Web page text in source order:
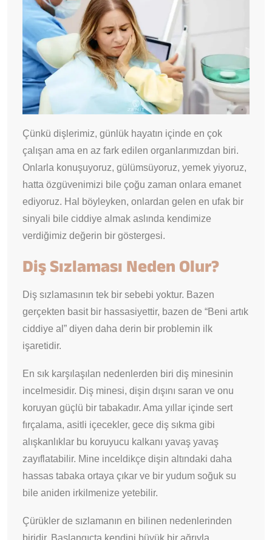
Çünkü dişlerimiz, günlük hayatın içinde en çok
çalışan ama en az fark edilen organlarımızdan biri.
Onlarla konuşuyoruz, gülümsüyoruz, yemek yiyoruz,
hatta özgüvenimizi bile çoğu zaman onlara emanet
ediyoruz. Hal böyleyken, onlardan gelen en ufak bir
sinyali bile ciddiye almak aslında kendimize
verdiğimiz değerin bir göstergesi.
Diş Sızlaması Neden Olur?
Diş sızlamasının tek bir sebebi yoktur. Bazen
gerçekten basit bir hassasiyettir, bazen de “Beni artık
ciddiye al” diyen daha derin bir problemin ilk
işaretidir.
En sık karşılaşılan nedenlerden biri diş minesinin
incelmesidir. Diş minesi, dişin dışını saran ve onu
koruyan güçlü bir tabakadır. Ama yıllar içinde sert
fırçalama, asitli içecekler, gece diş sıkma gibi
alışkanlıklar bu koruyucu kalkanı yavaş yavaş
zayıflatabilir. Mine inceldikçe dişin altındaki daha
hassas tabaka ortaya çıkar ve bir yudum soğuk su
bile aniden irkilmenize yetebilir.
Çürükler de sızlamanın en bilinen nedenlerinden